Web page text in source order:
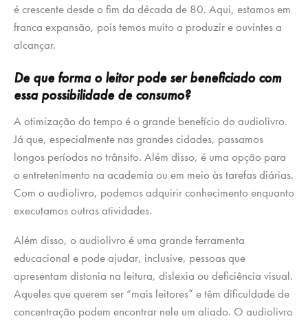
é crescente desde o fim da década de 80. Aqui, estamos em
franca expansão, pois temos muito a produzir e ouvintes a
alcançar.
De que forma o leitor pode ser beneficiado com
essa possibilidade de consumo?
A otimização do tempo é o grande benefício do audiolivro.
Já que, especialmente nas grandes cidades, passamos
longos períodos no trânsito. Além disso, é uma opção para
o entretenimento na academia ou em meio às tarefas diárias.
Com o audiolivro, podemos adquirir conhecimento enquanto
executamos outras atividades.
Além disso, o audiolivro é uma grande ferramenta
educacional e pode ajudar, inclusive, pessoas que
apresentam distonia na leitura, dislexia ou deficiência visual.
Aqueles que querem ser “mais leitores” e têm dificuldade de
concentração podem encontrar nele um aliado. O audiolivro